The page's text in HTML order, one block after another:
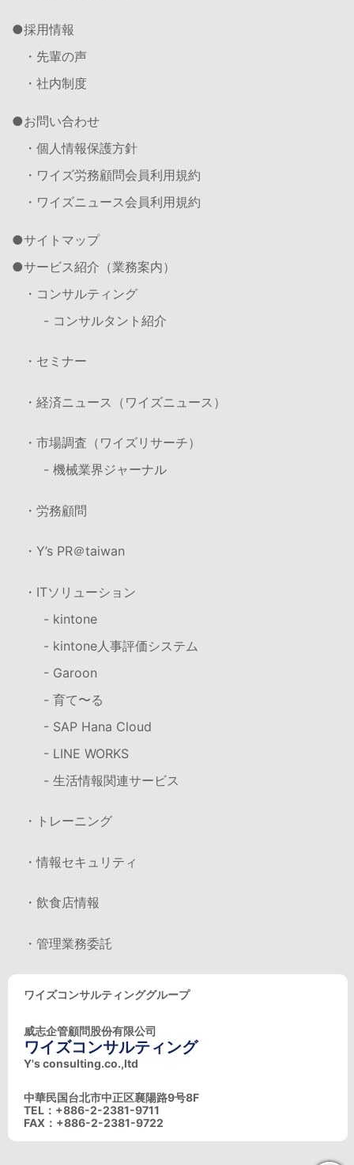
採用情報
・先輩の声
・社内制度
お問い合わせ
・個人情報保護方針
・ワイズ労務顧問会員利用規約
・ワイズニュース会員利用規約
サイトマップ
サービス紹介（業務案内）
・コンサルティング
- コンサルタント紹介
・セミナー
・経済ニュース（ワイズニュース）
・市場調査（ワイズリサーチ）
- 機械業界ジャーナル
・労務顧問
・Y’s PR＠taiwan
・ITソリューション
- kintone
- kintone人事評価システム
- Garoon
- 育て〜る
- SAP Hana Cloud
- LINE WORKS
- 生活情報関連サービス
・トレーニング
・情報セキュリティ
・飲食店情報
・管理業務委託
ワイズコンサルティンググループ
威志企管顧問股份有限公司
ワイズコンサルティング
Y's consulting.co.,ltd
中華民国台北市中正区襄陽路9号8F
TEL：+886-2-2381-9711
FAX：+886-2-2381-9722